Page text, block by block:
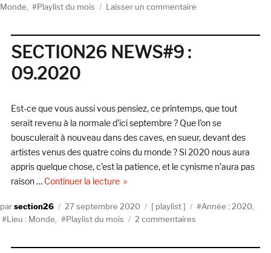
le
Monde
Playlist du mois Laisser un commentaire
SECTION26 NEWS#9 :
09.2020
Est-ce que vous aussi vous pensiez, ce printemps, que tout
serait revenu à la normale d’ici septembre ? Que l’on se
bousculerait à nouveau dans des caves, en sueur, devant des
artistes venus des quatre coins du monde ? Si 2020 nous aura
appris quelque chose, c’est la patience, et le cynisme n’aura pas
raison … Continuer la lecturede « SECTION26 NEWS#9 : 09.2020 »
Auteursection26
Publié
le
27 septembre 2020 Catégories
playlist Étiquettes
Année : 2020
Lieu : Monde
Playlist du mois 2 commentairessur